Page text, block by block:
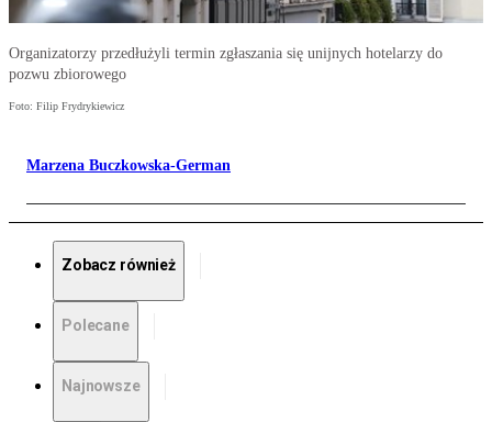
Organizatorzy przedłużyli termin zgłaszania się unijnych hotelarzy do
pozwu zbiorowego
Foto: Filip Frydrykiewicz
Marzena Buczkowska-German
Zobacz również
Polecane
Najnowsze